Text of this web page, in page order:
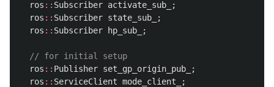
ros :: Subscriber activate_sub_
;
ros :: Subscriber state_sub_
;
ros :: Subscriber hp_sub_ ;
// for initial setup
ros :: Publisher set_gp_origin_pub_
;
ros :: ServiceClient mode_client_
;